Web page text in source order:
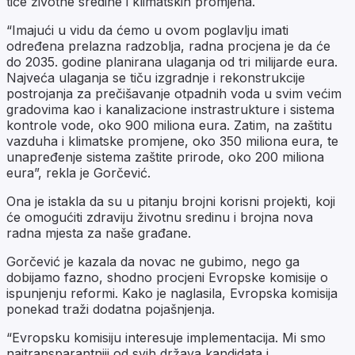
“Imajući u vidu da ćemo u ovom poglavlju imati
određena prelazna radzoblja, radna procjena je da će
do 2035. godine planirana ulaganja od tri milijarde eura.
Najveća ulaganja se tiču izgradnje i rekonstrukcije
postrojanja za prečišavanje otpadnih voda u svim većim
gradovima kao i kanalizacione instrastrukture i sistema
kontrole vode, oko 900 miliona eura. Zatim, na zaštitu
vazduha i klimatske promjene, oko 350 miliona eura, te
unapređenje sistema zaštite prirode, oko 200 miliona
eura”, rekla je Gorčević.
Ona je istakla da su u pitanju brojni korisni projekti, koji
će omogućiti zdraviju životnu sredinu i brojna nova
radna mjesta za naše građane.
Gorčević je kazala da novac ne gubimo, nego ga
dobijamo fazno, shodno procjeni Evropske komisije o
ispunjenju reformi. Kako je naglasila, Evropska komisija
ponekad traži dodatna pojašnjenja.
“Evropsku komisiju interesuje implementacija. Mi smo